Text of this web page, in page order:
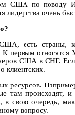
США по поводу
лидерства очень
есть страны,
первым относятся
США в СНГ.
клиентских.
ресурсов.
там происходят, и
свою очередь,
вопросу.